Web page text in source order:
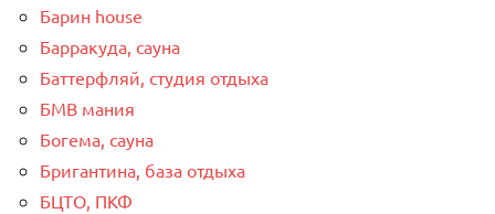
Барин house
Барракуда, сауна
Баттерфляй, студия отдыха
БМВ мания
Богема, сауна
Бригантина, база отдыха
БЦТО, ПКФ